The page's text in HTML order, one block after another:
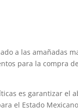
a las amañadas
para la compra
es garantizar el
el Estado